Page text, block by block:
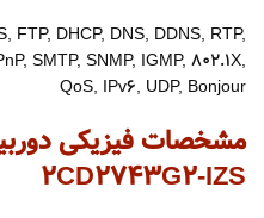
FTP, DHCP, DNS, DDNS, RTP,
SMTP, SNMP, IGMP, 802.1X,
QoS, IPv6, UDP, Bonjour
2CD2743G2-IZS